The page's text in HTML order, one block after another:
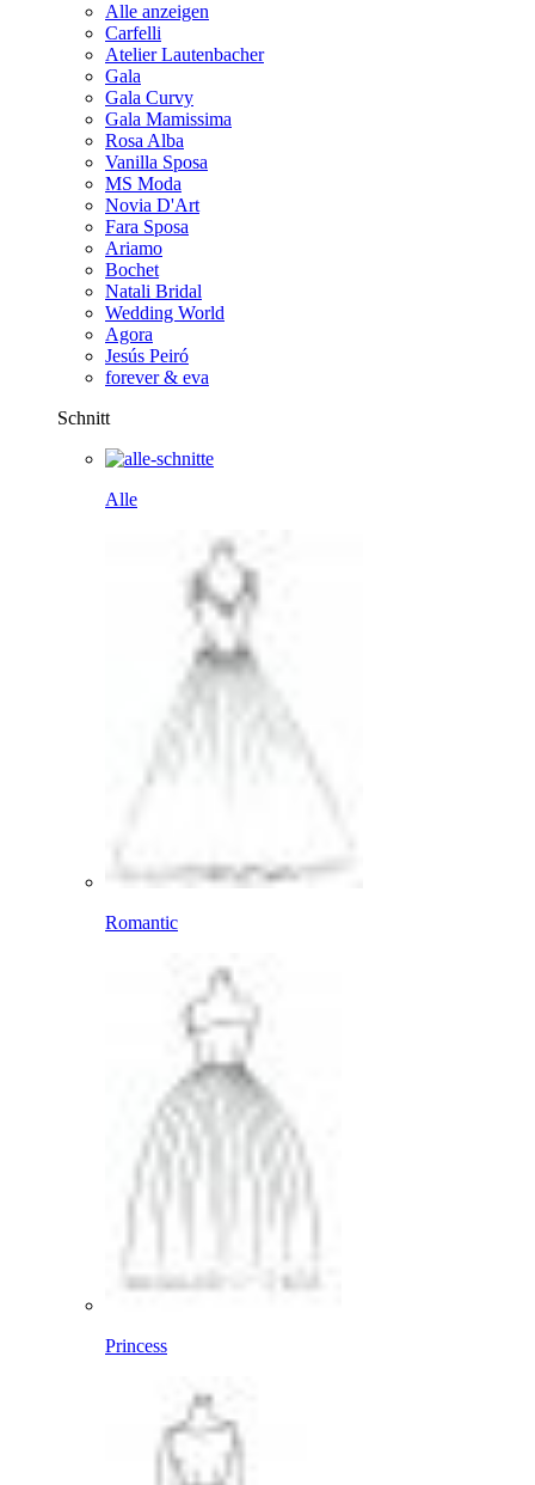
Alle anzeigen
Carfelli
Atelier Lautenbacher
Gala
Gala Curvy
Gala Mamissima
Rosa Alba
Vanilla Sposa
MS Moda
Novia D'Art
Fara Sposa
Ariamo
Bochet
Natali Bridal
Wedding World
Agora
Jesús Peiró
forever & eva
Schnitt
Alle
Romantic
Princess